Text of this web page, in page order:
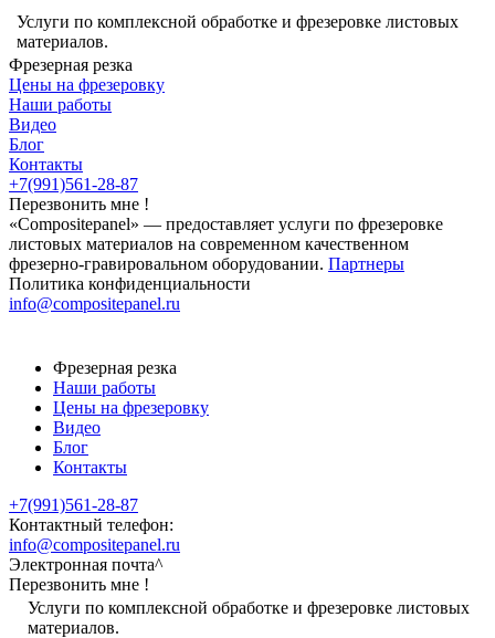
Услуги по комплексной обработке и фрезеровке листовых
материалов.
Фрезерная резка
Цены на фрезеровку
Наши работы
Видео
Блог
Контакты
+7(991)561-28-87
Перезвонить мне !
«Compositepanel» ― предоставляет услуги по фрезеровке
листовых материалов на современном качественном
фрезерно-гравировальном оборудовании. Партнеры
Политика конфиденциальности
info@compositepanel.ru
Фрезерная резка
Наши работы
Цены на фрезеровку
Видео
Блог
Контакты
+7(991)561-28-87
Контактный телефон:
info@compositepanel.ru
Электронная почта^
Перезвонить мне !
Услуги по комплексной обработке и фрезеровке листовых
материалов.